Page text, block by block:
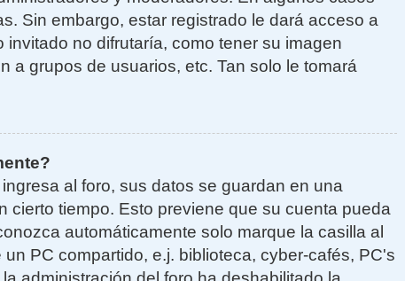
Sin embargo, estar registrado le dará acceso a
no difrutaría, como tener su imagen
a grupos de usuarios, etc. Tan solo le tomará
al foro, sus datos se guardan en una
cierto tiempo. Esto previene que su cuenta pueda
automáticamente solo marque la casilla al
PC compartido, e.j. biblioteca, cyber-cafés, PC's